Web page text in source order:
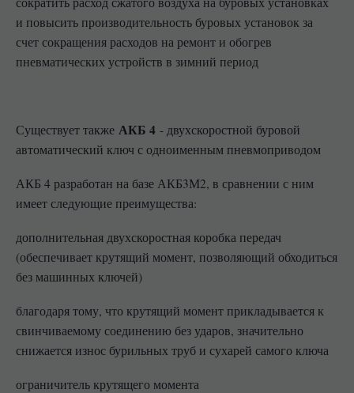
и повысить производительность буровых установок за
счет сокращения расходов на ремонт и обогрев
пневматических устройств в зимний период
Существует также АКБ 4 - двухскоростной буровой
автоматический ключ с одноименным пневмоприводом
АКБ 4 разработан на базе АКБ3М2, в сравнении с ним
имеет следующие преимущества:
дополнительная двухскоростная коробка передач
(обеспечивает крутящий момент, позволяющий обходиться
без машинных ключей)
благодаря тому, что крутящий момент прикладывается к
свинчиваемому соединению без ударов, значительно
снижается износ бурильных труб и сухарей самого ключа
ограничитель крутящего момента